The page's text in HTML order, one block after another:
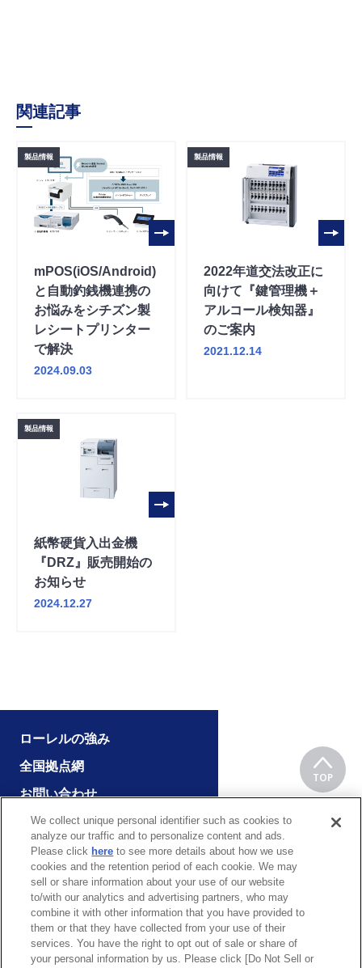
関連記事
製品情報
mPOS(iOS/Android)
と自動釣銭機連携の
お悩みをシチズン製
レシートプリンター
で解決
2024.09.03
製品情報
2022年道交法改正に
向けて『鍵管理機＋
アルコール検知器』
のご案内
2021.12.14
製品情報
紙幣硬貨入出金機
『DRZ』販売開始の
お知らせ
2024.12.27
ローレルの強み
全国拠点網
お問い合わせ
企業情報
製品情報
サポートサービス
採用情報
最新情報
お問い合わせ
TOP
We collect unique personal identifier such as cookies to
analyze our traffic and to personalize content and ads.
Please click here to see more details about how we use
cookies and the retention period of each cookie. We may
sell or share information about your use of our website
to/with our analytics and advertising partners, who may
combine it with other information that you have provided to
them or that they have collected from your use of their
services. You have the right to opt out of sale or share of
your personal information by us. Please click [Do Not Sell or